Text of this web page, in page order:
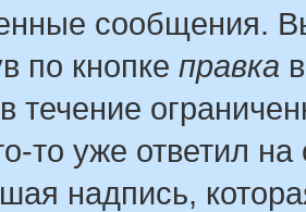
сообщения.
по кнопке правка
течение
то уже ответил
надпись,